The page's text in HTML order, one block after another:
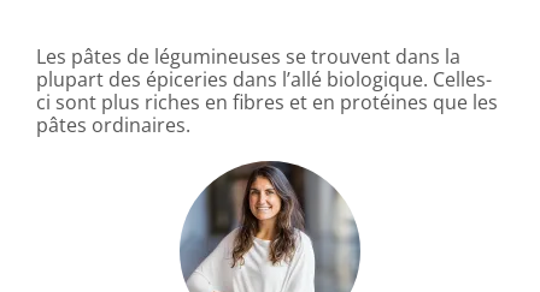
Les pâtes de légumineuses se trouvent dans la
plupart des épiceries dans l’allé biologique. Celles-
ci sont plus riches en fibres et en protéines que les
pâtes ordinaires.